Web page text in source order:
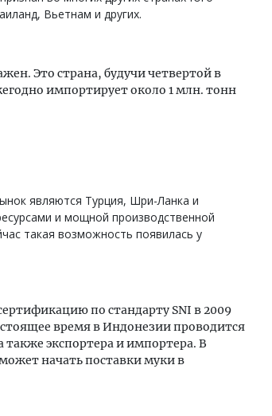
Вьетнам и других.
Это страна, будучи четвертой в
импортирует около 1 млн. тонн
являются Турция, Шри-Ланка и
и мощной производственной
такая возможность появилась у
по стандарту SNI в 2009
время в Индонезии проводится
экспортера и импортера. В
начать поставки муки в